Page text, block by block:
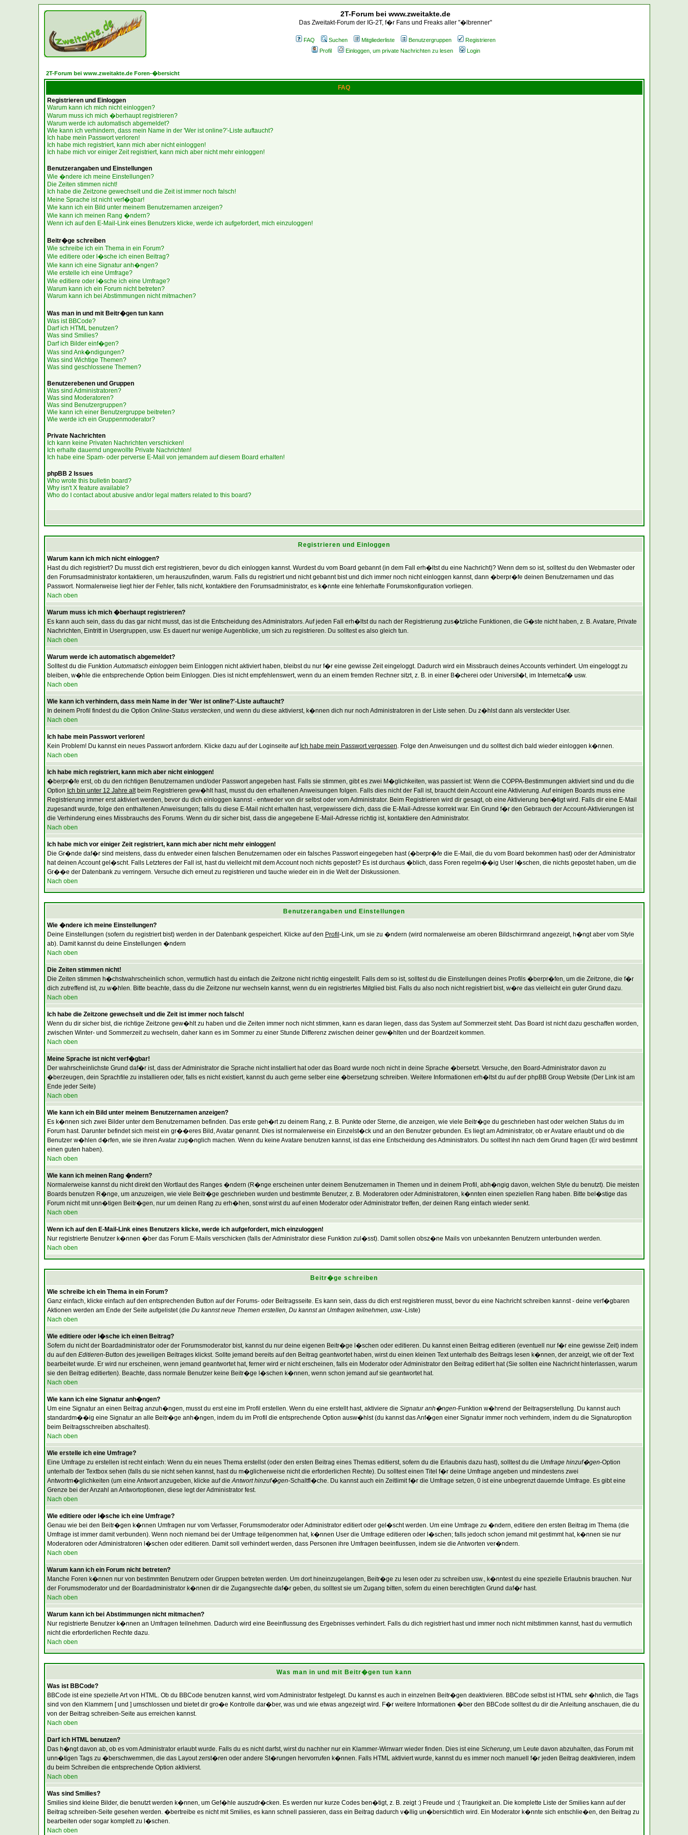
2T-Forum bei www.zweitakte.de
Das Zweitakt-Forum der IG-2T, f�r Fans und Freaks aller "�lbrenner"
FAQ Suchen Mitgliederliste Benutzergruppen
Registrieren
Profil
Einloggen, um private Nachrichten zu lesen Login
2T-Forum bei www.zweitakte.de Foren-�bersicht
FAQ
Registrieren und Einloggen
Warum kann ich mich nicht einloggen?
Warum muss ich mich �berhaupt registrieren?
Warum werde ich automatisch abgemeldet?
Wie kann ich verhindern, dass mein Name in der 'Wer ist online?'-Liste auftaucht?
Ich habe mein Passwort verloren!
Ich habe mich registriert, kann mich aber nicht einloggen!
Ich habe mich vor einiger Zeit registriert, kann mich aber nicht mehr einloggen!
Benutzerangaben und Einstellungen
Wie �ndere ich meine Einstellungen?
Die Zeiten stimmen nicht!
Ich habe die Zeitzone gewechselt und die Zeit ist immer noch falsch!
Meine Sprache ist nicht verf�gbar!
Wie kann ich ein Bild unter meinem Benutzernamen anzeigen?
Wie kann ich meinen Rang �ndern?
Wenn ich auf den E-Mail-Link eines Benutzers klicke, werde ich aufgefordert, mich einzuloggen!
Beitr�ge schreiben
Wie schreibe ich ein Thema in ein Forum?
Wie editiere oder l�sche ich einen Beitrag?
Wie kann ich eine Signatur anh�ngen?
Wie erstelle ich eine Umfrage?
Wie editiere oder l�sche ich eine Umfrage?
Warum kann ich ein Forum nicht betreten?
Warum kann ich bei Abstimmungen nicht mitmachen?
Was man in und mit Beitr�gen tun kann
Was ist BBCode?
Darf ich HTML benutzen?
Was sind Smilies?
Darf ich Bilder einf�gen?
Was sind Ank�ndigungen?
Was sind Wichtige Themen?
Was sind geschlossene Themen?
Benutzerebenen und Gruppen
Was sind Administratoren?
Was sind Moderatoren?
Was sind Benutzergruppen?
Wie kann ich einer Benutzergruppe beitreten?
Wie werde ich ein Gruppenmoderator?
Private Nachrichten
Ich kann keine Privaten Nachrichten verschicken!
Ich erhalte dauernd ungewollte Private Nachrichten!
Ich habe eine Spam- oder perverse E-Mail von jemandem auf diesem Board erhalten!
phpBB 2 Issues
Who wrote this bulletin board?
Why isn't X feature available?
Who do I contact about abusive and/or legal matters related to this board?
Registrieren und Einloggen
Warum kann ich mich nicht einloggen?
Hast du dich registriert? Du musst dich erst registrieren, bevor du dich einloggen kannst. Wurdest du vom Board gebannt (in dem Fall erh�ltst du eine Nachricht)? Wenn dem so ist, solltest du den Webmaster oder
den Forumsadministrator kontaktieren, um herauszufinden, warum. Falls du registriert und nicht gebannt bist und dich immer noch nicht einloggen kannst, dann �berpr�fe deinen Benutzernamen und das
Passwort. Normalerweise liegt hier der Fehler, falls nicht, kontaktiere den Forumsadministrator, es k�nnte eine fehlerhafte Forumskonfiguration vorliegen.
Nach oben
Warum muss ich mich �berhaupt registrieren?
Es kann auch sein, dass du das gar nicht musst, das ist die Entscheidung des Administrators. Auf jeden Fall erh�ltst du nach der Registrierung zus�tzliche Funktionen, die G�ste nicht haben, z. B. Avatare, Private
Nachrichten, Eintritt in Usergruppen, usw. Es dauert nur wenige Augenblicke, um sich zu registrieren. Du solltest es also gleich tun.
Nach oben
Warum werde ich automatisch abgemeldet?
Solltest du die FunktionAutomatisch einloggen beim Einloggen nicht aktiviert haben, bleibst du nur f�r eine gewisse Zeit eingeloggt. Dadurch wird ein Missbrauch deines Accounts verhindert. Um eingeloggt zu
bleiben, w�hle die entsprechende Option beim Einloggen. Dies ist nicht empfehlenswert, wenn du an einem fremden Rechner sitzt, z. B. in einer B�cherei oder Universit�t, im Internetcaf� usw.
Nach oben
Wie kann ich verhindern, dass mein Name in der 'Wer ist online?'-Liste auftaucht?
In deinem Profil findest du die Option Online-Status verstecken, und wenn du diese aktivierst, k�nnen dich nur noch Administratoren in der Liste sehen. Du z�hlst dann als versteckter User.
Nach oben
Ich habe mein Passwort verloren!
Kein Problem! Du kannst ein neues Passwort anfordern. Klicke dazu auf der Loginseite auf Ich habe mein Passwort vergessen. Folge den Anweisungen und du solltest dich bald wieder einloggen k�nnen.
Nach oben
Ich habe mich registriert, kann mich aber nicht einloggen!
�berpr�fe erst, ob du den richtigen Benutzernamen und/oder Passwort angegeben hast. Falls sie stimmen, gibt es zwei M�glichkeiten, was passiert ist: Wenn die COPPA-Bestimmungen aktiviert sind und du die
Option Ich bin unter 12 Jahre altbeim Registrieren gew�hlt hast, musst du den erhaltenen Anweisungen folgen. Falls dies nicht der Fall ist, braucht dein Account eine Aktivierung. Auf einigen Boards muss eine
Registrierung immer erst aktiviert werden, bevor du dich einloggen kannst - entweder von dir selbst oder vom Administrator. Beim Registrieren wird dir gesagt, ob eine Aktivierung ben�tigt wird. Falls dir eine E-Mail
zugesandt wurde, folge den enthaltenen Anweisungen; falls du diese E-Mail nicht erhalten hast, vergewissere dich, dass die E-Mail-Adresse korrekt war. Ein Grund f�r den Gebrauch der Account-Aktivierungen ist
die Verhinderung eines Missbrauchs des Forums. Wenn du dir sicher bist, dass die angegebene E-Mail-Adresse richtig ist, kontaktiere den Administrator.
Nach oben
Ich habe mich vor einiger Zeit registriert, kann mich aber nicht mehr einloggen!
Die Gr�nde daf�r sind meistens, dass du entweder einen falschen Benutzernamen oder ein falsches Passwort eingegeben hast (�berpr�fe die E-Mail, die du vom Board bekommen hast) oder der Administrator
hat deinen Account gel�scht. Falls Letzteres der Fall ist, hast du vielleicht mit dem Account noch nichts gepostet? Es ist durchaus �blich, dass Foren regelm��ig User l�schen, die nichts gepostet haben, um die
Gr��e der Datenbank zu verringern. Versuche dich erneut zu registrieren und tauche wieder ein in die Welt der Diskussionen.
Nach oben
Benutzerangaben und Einstellungen
Wie �ndere ich meine Einstellungen?
Deine Einstellungen (sofern du registriert bist) werden in der Datenbank gespeichert. Klicke auf den Profil -Link, um sie zu �ndern (wird normalerweise am oberen Bildschirmrand angezeigt, h�ngt aber vom Style
ab). Damit kannst du deine Einstellungen �ndern
Nach oben
Die Zeiten stimmen nicht!
Die Zeiten stimmen h�chstwahrscheinlich schon, vermutlich hast du einfach die Zeitzone nicht richtig eingestellt. Falls dem so ist, solltest du die Einstellungen deines Profils �berpr�fen, um die Zeitzone, die f�r
dich zutreffend ist, zu w�hlen. Bitte beachte, dass du die Zeitzone nur wechseln kannst, wenn du ein registriertes Mitglied bist. Falls du also noch nicht registriert bist, w�re das vielleicht ein guter Grund dazu.
Nach oben
Ich habe die Zeitzone gewechselt und die Zeit ist immer noch falsch!
Wenn du dir sicher bist, die richtige Zeitzone gew�hlt zu haben und die Zeiten immer noch nicht stimmen, kann es daran liegen, dass das System auf Sommerzeit steht. Das Board ist nicht dazu geschaffen worden,
zwischen Winter- und Sommerzeit zu wechseln, daher kann es im Sommer zu einer Stunde Differenz zwischen deiner gew�hlten und der Boardzeit kommen.
Nach oben
Meine Sprache ist nicht verf�gbar!
Der wahrscheinlichste Grund daf�r ist, dass der Administrator die Sprache nicht installiert hat oder das Board wurde noch nicht in deine Sprache �bersetzt. Versuche, den Board-Administrator davon zu
�berzeugen, dein Sprachfile zu installieren oder, falls es nicht existiert, kannst du auch gerne selber eine �bersetzung schreiben. Weitere Informationen erh�ltst du auf der phpBB Group Website (Der Link ist am
Ende jeder Seite)
Nach oben
Wie kann ich ein Bild unter meinem Benutzernamen anzeigen?
Es k�nnen sich zwei Bilder unter dem Benutzernamen befinden. Das erste geh�rt zu deinem Rang, z. B. Punkte oder Sterne, die anzeigen, wie viele Beitr�ge du geschrieben hast oder welchen Status du im
Forum hast. Darunter befindet sich meist ein gr��eres Bild, Avatar genannt. Dies ist normalerweise ein Einzelst�ck und an den Benutzer gebunden. Es liegt am Administrator, ob er Avatare erlaubt und ob die
Benutzer w�hlen d�rfen, wie sie ihren Avatar zug�nglich machen. Wenn du keine Avatare benutzen kannst, ist das eine Entscheidung des Administrators. Du solltest ihn nach dem Grund fragen (Er wird bestimmt
einen guten haben).
Nach oben
Wie kann ich meinen Rang �ndern?
Normalerweise kannst du nicht direkt den Wortlaut des Ranges �ndern (R�nge erscheinen unter deinem Benutzernamen in Themen und in deinem Profil, abh�ngig davon, welchen Style du benutzt). Die meisten
Boards benutzen R�nge, um anzuzeigen, wie viele Beitr�ge geschrieben wurden und bestimmte Benutzer, z. B. Moderatoren oder Administratoren, k�nnten einen speziellen Rang haben. Bitte bel�stige das
Forum nicht mit unn�tigen Beitr�gen, nur um deinen Rang zu erh�hen, sonst wirst du auf einen Moderator oder Administrator treffen, der deinen Rang einfach wieder senkt.
Nach oben
Wenn ich auf den E-Mail-Link eines Benutzers klicke, werde ich aufgefordert, mich einzuloggen!
Nur registrierte Benutzer k�nnen �ber das Forum E-Mails verschicken (falls der Administrator diese Funktion zul�sst). Damit sollen obsz�ne Mails von unbekannten Benutzern unterbunden werden.
Nach oben
Beitr�ge schreiben
Wie schreibe ich ein Thema in ein Forum?
Ganz einfach, klicke einfach auf den entsprechenden Button auf der Forums- oder Beitragsseite. Es kann sein, dass du dich erst registrieren musst, bevor du eine Nachricht schreiben kannst - deine verf�gbaren
Aktionen werden am Ende der Seite aufgelistet (die Du kannst neue Themen erstellen, Du kannst an Umfragen teilnehmen, usw.-Liste)
Nach oben
Wie editiere oder l�sche ich einen Beitrag?
Sofern du nicht der Boardadministrator oder der Forumsmoderator bist, kannst du nur deine eigenen Beitr�ge l�schen oder editieren. Du kannst einen Beitrag editieren (eventuell nur f�r eine gewisse Zeit) indem
du auf den Editieren-Button des jeweiligen Beitrages klickst. Sollte jemand bereits auf den Beitrag geantwortet haben, wirst du einen kleinen Text unterhalb des Beitrags lesen k�nnen, der anzeigt, wie oft der Text
bearbeitet wurde. Er wird nur erscheinen, wenn jemand geantwortet hat, ferner wird er nicht erscheinen, falls ein Moderator oder Administrator den Beitrag editiert hat (Sie sollten eine Nachricht hinterlassen, warum
sie den Beitrag editierten). Beachte, dass normale Benutzer keine Beitr�ge l�schen k�nnen, wenn schon jemand auf sie geantwortet hat.
Nach oben
Wie kann ich eine Signatur anh�ngen?
Um eine Signatur an einen Beitrag anzuh�ngen, musst du erst eine im Profil erstellen. Wenn du eine erstellt hast, aktiviere die Signatur anh�ngen-Funktion w�hrend der Beitragserstellung. Du kannst auch
standardm��ig eine Signatur an alle Beitr�ge anh�ngen, indem du im Profil die entsprechende Option ausw�hlst (du kannst das Anf�gen einer Signatur immer noch verhindern, indem du die Signaturoption
beim Beitragsschreiben abschaltest).
Nach oben
Wie erstelle ich eine Umfrage?
Eine Umfrage zu erstellen ist recht einfach: Wenn du ein neues Thema erstellst (oder den ersten Beitrag eines Themas editierst, sofern du die Erlaubnis dazu hast), solltest du die Umfrage hinzuf�gen-Option
unterhalb der Textbox sehen (falls du sie nicht sehen kannst, hast du m�glicherweise nicht die erforderlichen Rechte). Du solltest einen Titel f�r deine Umfrage angeben und mindestens zwei
Antwortm�glichkeiten (um eine Antwort anzugeben, klicke auf dieAntwort hinzuf�gen-Schaltfl�che. Du kannst auch ein Zeitlimit f�r die Umfrage setzen, 0 ist eine unbegrenzt dauernde Umfrage. Es gibt eine
Grenze bei der Anzahl an Antwortoptionen, diese legt der Administrator fest.
Nach oben
Wie editiere oder l�sche ich eine Umfrage?
Genau wie bei den Beitr�gen k�nnen Umfragen nur vom Verfasser, Forumsmoderator oder Administrator editiert oder gel�scht werden. Um eine Umfrage zu �ndern, editiere den ersten Beitrag im Thema (die
Umfrage ist immer damit verbunden). Wenn noch niemand bei der Umfrage teilgenommen hat, k�nnen User die Umfrage editieren oder l�schen; falls jedoch schon jemand mit gestimmt hat, k�nnen sie nur
Moderatoren oder Administratoren l�schen oder editieren. Damit soll verhindert werden, dass Personen ihre Umfragen beeinflussen, indem sie die Antworten ver�ndern.
Nach oben
Warum kann ich ein Forum nicht betreten?
Manche Foren k�nnen nur von bestimmten Benutzern oder Gruppen betreten werden. Um dort hineinzugelangen, Beitr�ge zu lesen oder zu schreiben usw., k�nntest du eine spezielle Erlaubnis brauchen. Nur
der Forumsmoderator und der Boardadministrator k�nnen dir die Zugangsrechte daf�r geben, du solltest sie um Zugang bitten, sofern du einen berechtigten Grund daf�r hast.
Nach oben
Warum kann ich bei Abstimmungen nicht mitmachen?
Nur registrierte Benutzer k�nnen an Umfragen teilnehmen. Dadurch wird eine Beeinflussung des Ergebnisses verhindert. Falls du dich registriert hast und immer noch nicht mitstimmen kannst, hast du vermutlich
nicht die erforderlichen Rechte dazu.
Nach oben
Was man in und mit Beitr�gen tun kann
Was ist BBCode?
BBCode ist eine spezielle Art von HTML. Ob du BBCode benutzen kannst, wird vom Administrator festgelegt. Du kannst es auch in einzelnen Beitr�gen deaktivieren. BBCode selbst ist HTML sehr �hnlich, die Tags
sind von den Klammern [ und ] umschlossen und bietet dir gro�e Kontrolle dar�ber, was und wie etwas angezeigt wird. F�r weitere Informationen �ber den BBCode solltest du dir die Anleitung anschauen, die du
von der Beitrag schreiben-Seite aus erreichen kannst.
Nach oben
Darf ich HTML benutzen?
Das h�ngt davon ab, ob es vom Administrator erlaubt wurde. Falls du es nicht darfst, wirst du nachher nur ein Klammer-Wirrwarr wieder finden. Dies ist eine Sicherung, um Leute davon abzuhalten, das Forum mit
unn�tigen Tags zu �berschwemmen, die das Layout zerst�ren oder andere St�rungen hervorrufen k�nnen. Falls HTML aktiviert wurde, kannst du es immer noch manuell f�r jeden Beitrag deaktivieren, indem
du beim Schreiben die entsprechende Option aktivierst.
Nach oben
Was sind Smilies?
Smilies sind kleine Bilder, die benutzt werden k�nnen, um Gef�hle auszudr�cken. Es werden nur kurze Codes ben�tigt, z. B. zeigt :) Freude und :( Traurigkeit an. Die komplette Liste der Smilies kann auf der
Beitrag schreiben-Seite gesehen werden. �bertreibe es nicht mit Smilies, es kann schnell passieren, dass ein Beitrag dadurch v�llig un�bersichtlich wird. Ein Moderator k�nnte sich entschlie�en, den Beitrag zu
bearbeiten oder sogar komplett zu l�schen.
Nach oben